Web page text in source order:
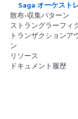
Saga オーケスト
散布-収集パターン
ストラングラーフィ
トランザクションア
ン
リソース
ドキュメント履歴